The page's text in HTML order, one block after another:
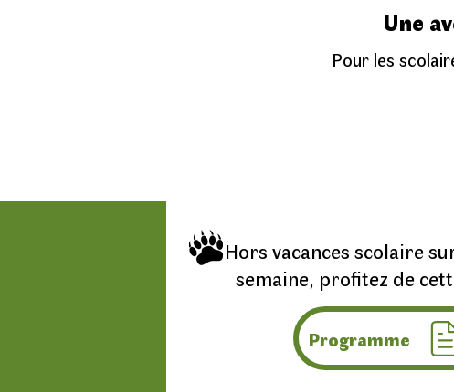
Une
Pour les
Hors vacances scolaire
semaine, profitez de
Programme